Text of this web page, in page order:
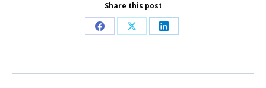
Share this post
Share
Facebook
Share
X
Share
LinkedIn